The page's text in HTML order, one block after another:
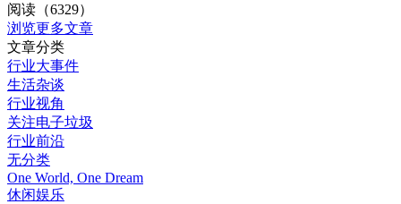
阅读（6329）
浏览更多文章
文章分类
行业大事件
生活杂谈
行业视角
关注电子垃圾
行业前沿
无分类
One World, One Dream
休闲娱乐